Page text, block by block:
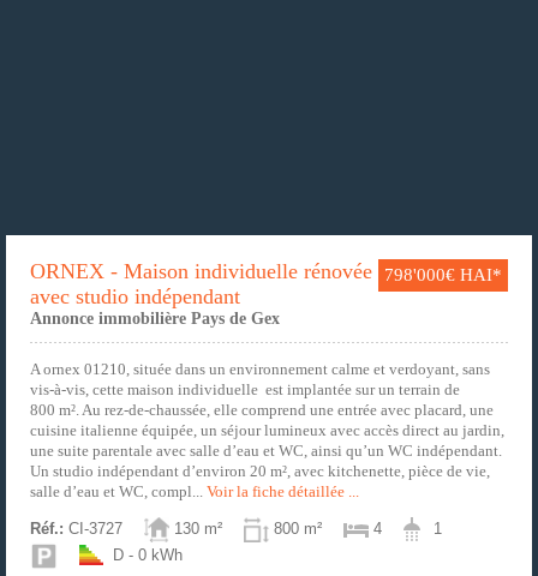
798'000€ HAI*
ORNEX - Maison individuelle rénovée
avec studio indépendant
Annonce immobilière Pays de Gex
A ornex 01210, située dans un environnement calme et verdoyant, sans
vis-à-vis, cette maison individuelle est implantée sur un terrain de
800 m². Au rez-de-chaussée, elle comprend une entrée avec placard, une
cuisine italienne équipée, un séjour lumineux avec accès direct au jardin,
une suite parentale avec salle d’eau et WC, ainsi qu’un WC indépendant.
Un studio indépendant d’environ 20 m², avec kitchenette, pièce de vie,
salle d’eau et WC, compl... Voir la fiche détaillée ...
Réf.: CI-3727 130 m² 800 m² 4
1
D - 0 kWh